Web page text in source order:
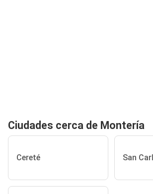
Ciudades cerca de Montería
Cereté San